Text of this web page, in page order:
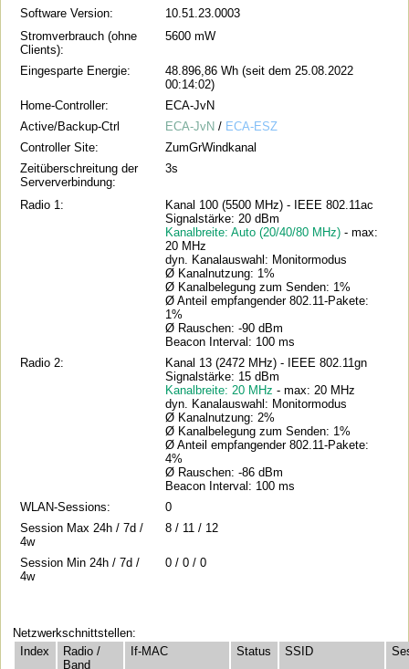
Software Version:
10.51.23.0003
Stromverbrauch (ohne
Clients):
5600 mW
Eingesparte Energie:
48.896,86 Wh (seit dem 25.08.2022
00:14:02)
Home-Controller:
ECA-JvN
Active/Backup-Ctrl
ECA-JvN / ECA-ESZ
Controller Site:
ZumGrWindkanal
Zeitüberschreitung der
Serververbindung:
3s
Radio 1:
Kanal 100 (5500 MHz) - IEEE 802.11ac
Signalstärke: 20 dBm
Kanalbreite: Auto (20/40/80 MHz)- max:
20 MHz
dyn. Kanalauswahl: Monitormodus
Ø Kanalnutzung: 1%
Ø Kanalbelegung zum Senden: 1%
Ø Anteil empfangender 802.11-Pakete:
1%
Ø Rauschen: -90 dBm
Beacon Interval: 100 ms
Radio 2:
Kanal 13 (2472 MHz) - IEEE 802.11gn
Signalstärke: 15 dBm
Kanalbreite: 20 MHz- max: 20 MHz
dyn. Kanalauswahl: Monitormodus
Ø Kanalnutzung: 2%
Ø Kanalbelegung zum Senden: 1%
Ø Anteil empfangender 802.11-Pakete:
4%
Ø Rauschen: -86 dBm
Beacon Interval: 100 ms
WLAN-Sessions:
0
Session Max 24h / 7d /
4w
8 / 11 / 12
Session Min 24h / 7d /
4w
0 / 0 / 0
Netzwerkschnittstellen:
Index
Radio /
Band
If-MAC Status SSID